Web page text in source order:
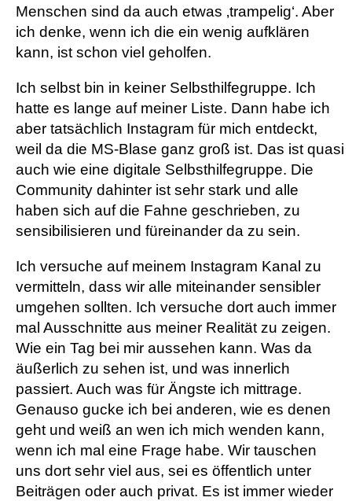
Menschen sind da auch etwas ‚trampelig‘. Aber
ich denke, wenn ich die ein wenig aufklären
kann, ist schon viel geholfen.
Ich selbst bin in keiner Selbsthilfegruppe. Ich
hatte es lange auf meiner Liste. Dann habe ich
aber tatsächlich Instagram für mich entdeckt,
weil da die MS-Blase ganz groß ist. Das ist quasi
auch wie eine digitale Selbsthilfegruppe. Die
Community dahinter ist sehr stark und alle
haben sich auf die Fahne geschrieben, zu
sensibilisieren und füreinander da zu sein.
Ich versuche auf meinem Instagram Kanal zu
vermitteln, dass wir alle miteinander sensibler
umgehen sollten. Ich versuche dort auch immer
mal Ausschnitte aus meiner Realität zu zeigen.
Wie ein Tag bei mir aussehen kann. Was da
äußerlich zu sehen ist, und was innerlich
passiert. Auch was für Ängste ich mittrage.
Genauso gucke ich bei anderen, wie es denen
geht und weiß an wen ich mich wenden kann,
wenn ich mal eine Frage habe. Wir tauschen
uns dort sehr viel aus, sei es öffentlich unter
Beiträgen oder auch privat. Es ist immer wieder